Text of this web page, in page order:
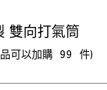
雙向打氣筒
可以加購 99 件)